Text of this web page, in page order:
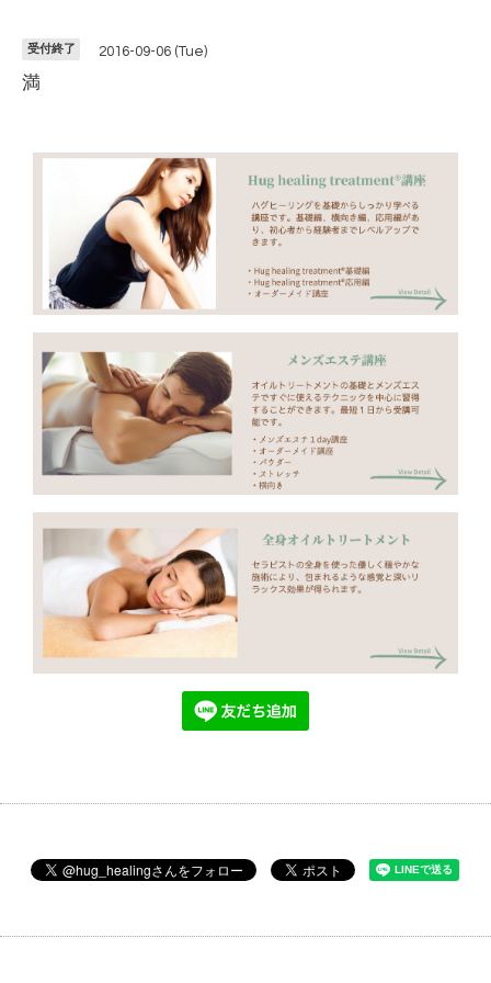
受付終了 2016-09-06 (Tue)
満